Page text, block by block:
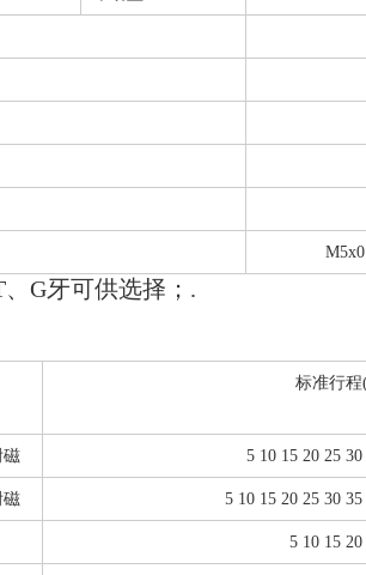
G牙可供选择；.
标准行程
磁 5 10 15 20 25
磁 5 10 15 20 25 30
5 10 15 20